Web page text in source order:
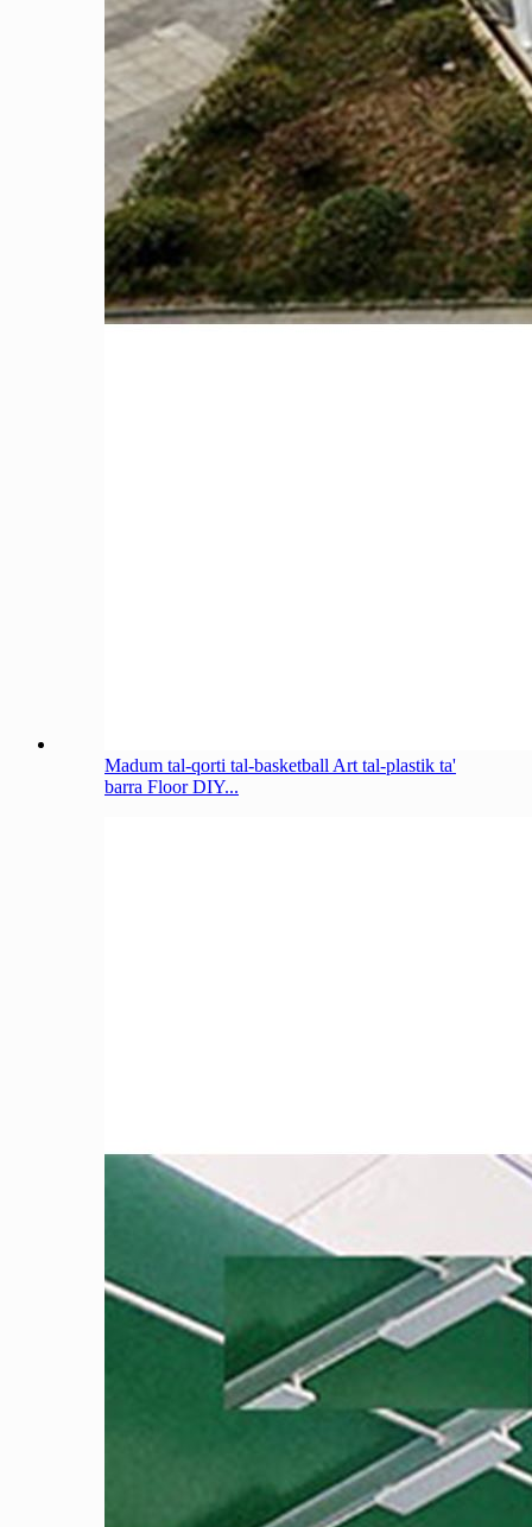
Madum tal-qorti tal-basketball Art tal-plastik ta'
barra Floor DIY...